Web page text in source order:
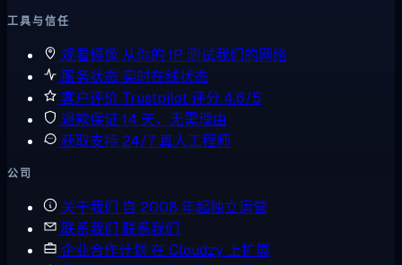
工具与信任
观看镜像 从你的 IP 测试我们的网络
服务状态 实时在线状态
客户评价 Trustpilot 评分 4.6/5
退款保证 14 天，无需理由
获取支持 24/7 真人工程师
公司
关于我们 自 2008 年起独立运营
联系我们 联系我们
企业合作计划 在 Cloudzy 上扩展